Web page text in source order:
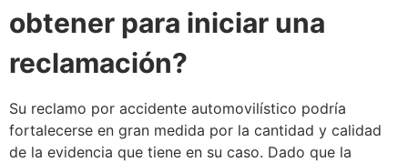
obtener para iniciar una
reclamación?
Su reclamo por accidente automovilístico podría
fortalecerse en gran medida por la cantidad y calidad
de la evidencia que tiene en su caso. Dado que la